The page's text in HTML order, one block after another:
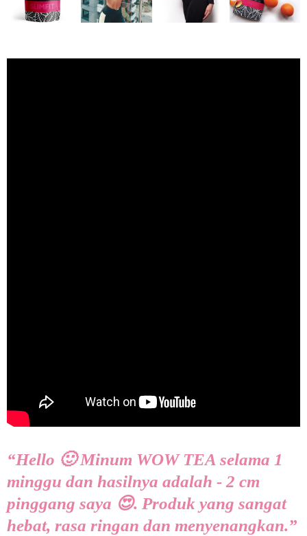
“Hello 🙂 Minum WOW TEA selama 1
minggu dan hasilnya adalah - 2 cm
pinggang saya 😍. Produk yang sangat
hebat, rasa ringan dan menyenangkan.”